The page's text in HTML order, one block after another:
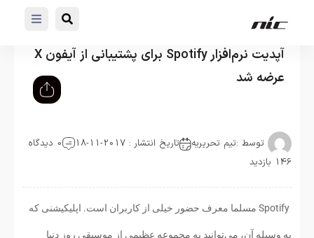
آپدیت نرم‌افزار Spotify برای پشتیبانی از آیفون X
عرضه شد
توسط :تیم تحریریه تاریخ انتشار : 2017-11-18
0 دیدگاه
146 بازدید
Spotify مسلما معرف حضور خیلی از کاربران است. اپلیکیشنی که
به وسیله آن، می‌توانید به مجموعه عظیمی از موسیقی روز دنیا